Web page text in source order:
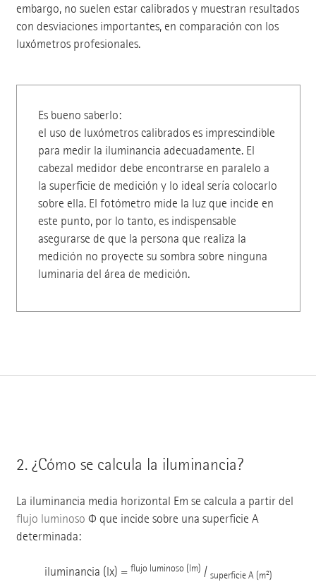
embargo, no suelen estar calibrados y muestran resultados
con desviaciones importantes, en comparación con los
luxómetros profesionales.
Es bueno saberlo:
el uso de luxómetros calibrados es imprescindible
para medir la iluminancia adecuadamente. El
cabezal medidor debe encontrarse en paralelo a
la superficie de medición y lo ideal sería colocarlo
sobre ella. El fotómetro mide la luz que incide en
este punto, por lo tanto, es indispensable
asegurarse de que la persona que realiza la
medición no proyecte su sombra sobre ninguna
luminaria del área de medición.
2. ¿Cómo se calcula la iluminancia?
La iluminancia media horizontal Em se calcula a partir del
flujo luminoso Φ que incide sobre una superficie A
determinada:
iluminancia (lx) = flujo luminoso (lm) / superficie A (m2)